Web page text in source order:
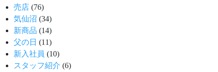
売店 (76)
気仙沼 (34)
新商品 (14)
父の日 (11)
新入社員 (10)
スタッフ紹介 (6)